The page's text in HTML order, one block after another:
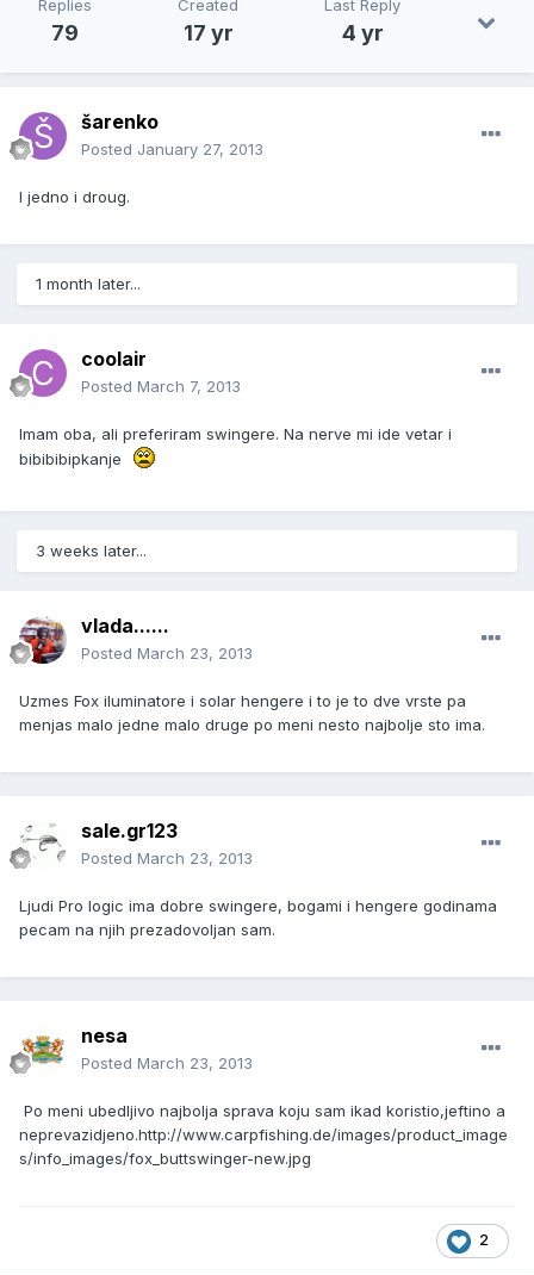
Replies
79
Created
17 yr
Last Reply
4 yr
šarenko
Posted January 27, 2013
I jedno i droug.
1 month later...
coolair
Posted March 7, 2013
Imam oba, ali preferiram swingere. Na nerve mi ide vetar i
bibibibipkanje
3 weeks later...
vlada......
Posted March 23, 2013
Uzmes Fox iluminatore i solar hengere i to je to dve vrste pa
menjas malo jedne malo druge po meni nesto najbolje sto ima.
sale.gr123
Posted March 23, 2013
Ljudi Pro logic ima dobre swingere, bogami i hengere godinama
pecam na njih prezadovoljan sam.
nesa
Posted March 23, 2013
Po meni ubedljivo najbolja sprava koju sam ikad koristio,jeftino a
neprevazidjeno.http://www.carpfishing.de/images/product_image
s/info_images/fox_buttswinger-new.jpg
2